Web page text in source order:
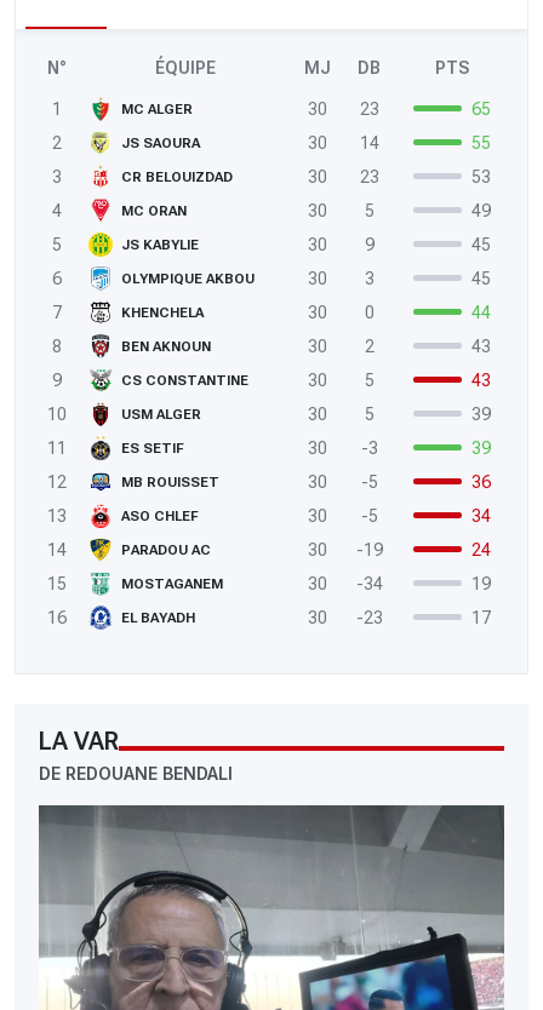
N° ÉQUIPE MJ DB PTS
1 MC ALGER 30 23
65
2
JS SAOURA 30 14
55
3
CR BELOUIZDAD 30 23
53
4
MC ORAN 30 5
49
5
JS KABYLIE 30 9
45
6
OLYMPIQUE AKBOU 30 3
45
7
KHENCHELA 30 0
44
8
BEN AKNOUN 30 2
43
9
CS CONSTANTINE 30 5
43
10
USM ALGER 30 5
39
11
ES SETIF 30 -3
39
12
MB ROUISSET 30 -5
36
13
ASO CHLEF 30 -5
34
14
PARADOU AC 30 -19
24
15
MOSTAGANEM 30 -34
19
16
EL BAYADH 30 -23 17
LA VAR
DE REDOUANE BENDALI